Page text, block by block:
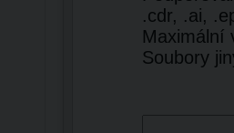
.cdr, .ai,
Maximální
Soubory